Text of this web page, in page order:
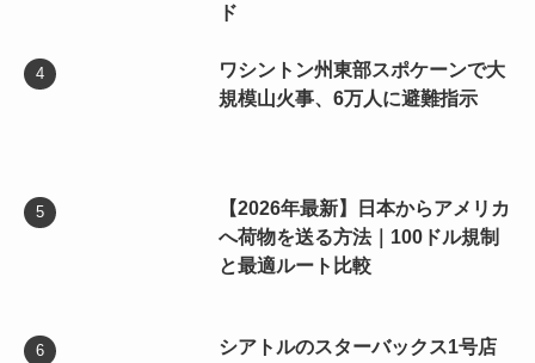
ド
ワシントン州東部スポケーンで大
規模山火事、6万人に避難指示
【2026年最新】日本からアメリカ
へ荷物を送る方法｜100ドル規制
と最適ルート比較
シアトルのスターバックス1号店